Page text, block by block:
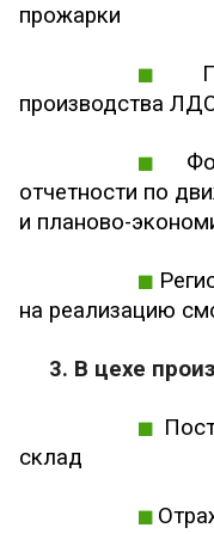
прожарки
производства
отчетности по
и планово-
на реализацию
3. В цехе
склад